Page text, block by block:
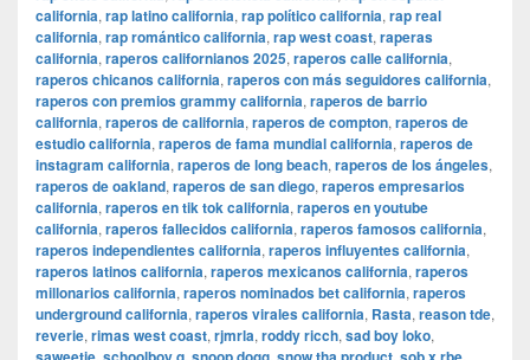
california, rap latino california, rap político california, rap real
california, rap romántico california, rap west coast, raperas
california, raperos californianos 2025, raperos calle california,
raperos chicanos california, raperos con más seguidores california,
raperos con premios grammy california, raperos de barrio
california, raperos de california, raperos de compton, raperos de
estudio california, raperos de fama mundial california, raperos de
instagram california, raperos de long beach, raperos de los ángeles,
raperos de oakland, raperos de san diego, raperos empresarios
california, raperos en tik tok california, raperos en youtube
california, raperos fallecidos california, raperos famosos california,
raperos independientes california, raperos influyentes california,
raperos latinos california, raperos mexicanos california, raperos
millonarios california, raperos nominados bet california, raperos
underground california, raperos virales california, Rasta, reason tde,
reverie, rimas west coast, rjmrla, roddy ricch, sad boy loko,